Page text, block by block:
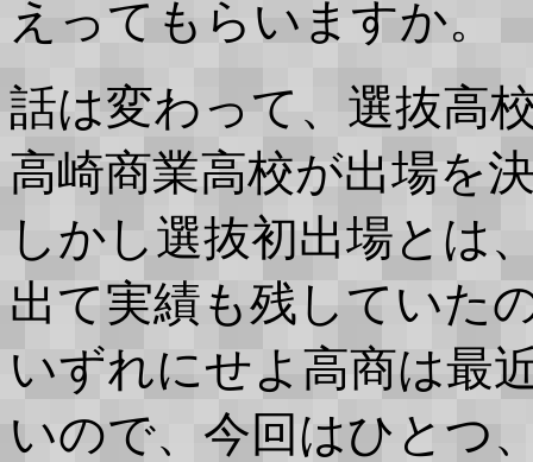
えってもらいますか。
話は変わって、選抜高
高崎商業高校が出場を
しかし選抜初出場とは
出て実績も残していた
いずれにせよ高商は最
いので、今回はひとつ